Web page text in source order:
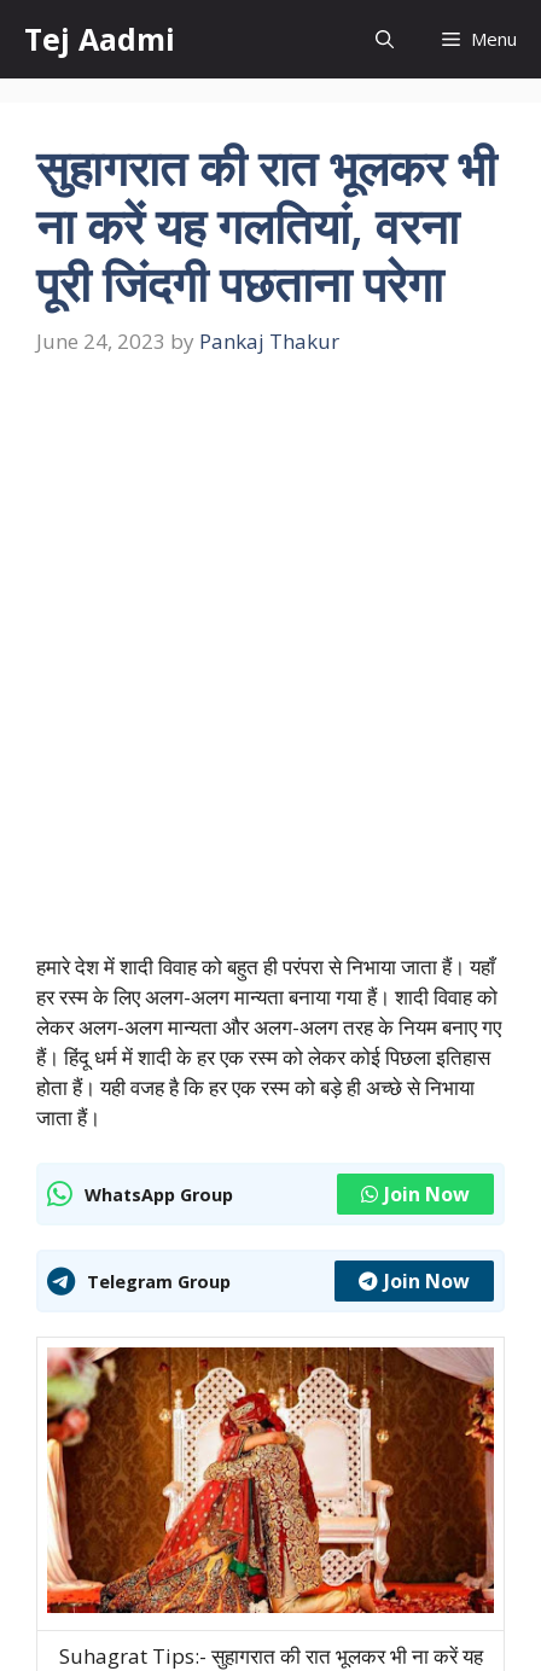
content
Tej Aadmi Menu
सुहागरात की रात भूलकर भी
ना करें यह गलतियां, वरना
पूरी जिंदगी पछताना परेगा
June 24, 2023 by Pankaj Thakur
हमारे देश में शादी विवाह को बहुत ही परंपरा से निभाया जाता हैं। यहाँ
हर रस्म के लिए अलग-अलग मान्यता बनाया गया हैं। शादी विवाह को
लेकर अलग-अलग मान्यता और अलग-अलग तरह के नियम बनाए गए
हैं। हिंदू धर्म में शादी के हर एक रस्म को लेकर कोई पिछला इतिहास
होता हैं। यही वजह है कि हर एक रस्म को बड़े ही अच्छे से निभाया
जाता हैं।
WhatsApp Group Join Now
Telegram Group Join Now
Suhagrat Tips:- सुहागरात की रात भूलकर भी ना करें यह